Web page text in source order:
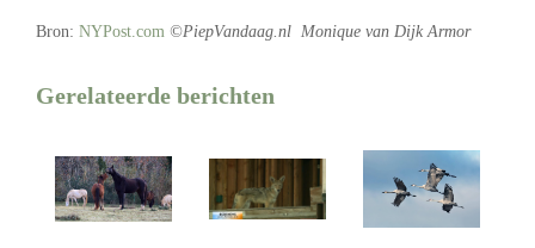
Bron: NYPost.com ©PiepVandaag.nl Monique van Dijk Armor
Gerelateerde berichten